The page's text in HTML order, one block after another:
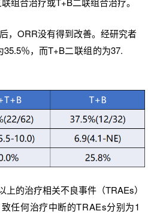
，ORR没有得到改善。经研究者
35.5％，而T+B二联组的为37.
的治疗相关不良事件（TRAEs）
致任何治疗中断的TRAEs分别为1